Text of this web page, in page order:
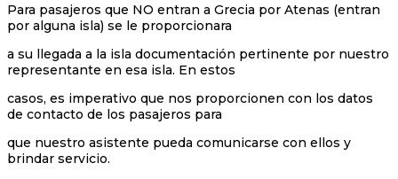
Para pasajeros que NO entran a Grecia por Atenas (entran
por alguna isla) se le proporcionara
a su llegada a la isla documentación pertinente por nuestro
representante en esa isla. En estos
casos, es imperativo que nos proporcionen con los datos
de contacto de los pasajeros para
que nuestro asistente pueda comunicarse con ellos y
brindar servicio.